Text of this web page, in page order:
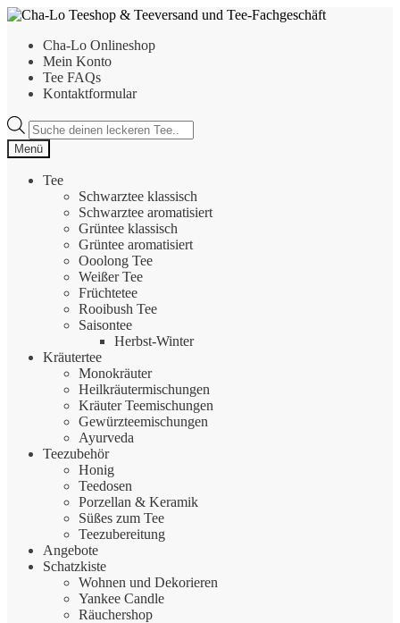
Zur
springen
Zum
springenCha-Lo Onlineshop
Mein Konto
Tee FAQs
Kontaktformular
Products
search
Menü
Tee
Schwarztee klassisch
Schwarztee aromatisiert
Grüntee klassisch
Grüntee aromatisiert
Ooolong Tee
Weißer Tee
Früchtetee
Rooibush Tee
Saisontee
Herbst-Winter
Kräutertee
Monokräuter
Heilkräutermischungen
Kräuter Teemischungen
Gewürzteemischungen
Ayurveda
Teezubehör
Honig
Teedosen
Porzellan & Keramik
Süßes zum Tee
Teezubereitung
Angebote
Schatzkiste
Wohnen und Dekorieren
Yankee Candle
Räuchershop